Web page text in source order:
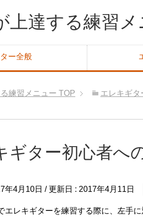
上達する練習メ
ー全般
練習メニュー TOP エレキギタ
ギター初心者へ
年4月10日 / 更新日 : 2017年4月11日
エレキギターを練習する際に、左手